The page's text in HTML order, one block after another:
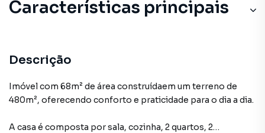
Características principais
Descrição
Imóvel com 68m² de área construídaem um terreno de
480m², oferecendo conforto e praticidade para o dia a dia.
A casa é composta por sala, cozinha, 2 quartos, 2